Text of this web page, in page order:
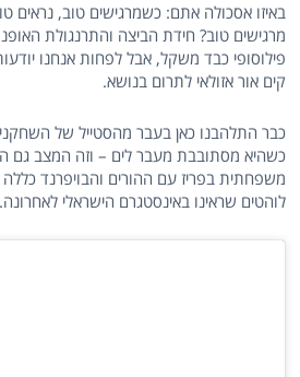
באיזו אסכולה אתם: כשמרגישים טוב, נראים
מרגישים טוב? חידת הביצה והתרנגולת
פילוסופי כבד משקל, אבל לפחות אנחנו
קים אור אזולאי לתרום בנושא.
כבר התלהבנו כאן בעבר מהסטייל של
כשהיא מסתובבת מעבר לים – וזה המצב
משפחתית בפריז עם ההורים והבויפרנד
לוהטים שראינו באינסטגרם הישראלי לאחרונה.